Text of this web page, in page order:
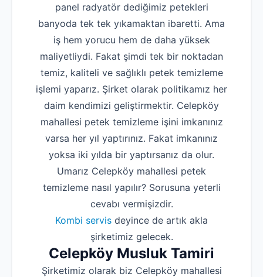
panel radyatör dediğimiz petekleri
banyoda tek tek yıkamaktan ibaretti. Ama
iş hem yorucu hem de daha yüksek
maliyetliydi. Fakat şimdi tek bir noktadan
temiz, kaliteli ve sağlıklı petek temizleme
işlemi yaparız. Şirket olarak politikamız her
daim kendimizi geliştirmektir. Celepköy
mahallesi petek temizleme işini imkanınız
varsa her yıl yaptırınız. Fakat imkanınız
yoksa iki yılda bir yaptırsanız da olur.
Umarız Celepköy mahallesi petek
temizleme nasıl yapılır? Sorusuna yeterli
cevabı vermişizdir.
Kombi servis deyince de artık akla
şirketimiz gelecek.
Celepköy Musluk Tamiri
Şirketimiz olarak biz Celepköy mahallesi